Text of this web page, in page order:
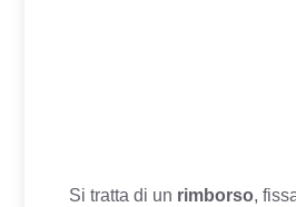
Si tratta di un rimborso,